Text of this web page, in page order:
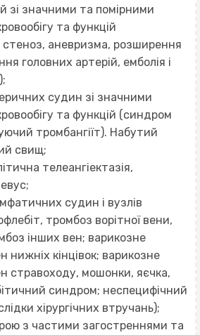
зі значними та помірними
та функцій
стеноз, аневризма, розширення
головних артерій, емболія і
судин зі значними
та функцій (синдром
тромбангіїт). Набутий
свищ;
телеангіектазія,
судин і вузлів
тромбоз ворітної вени,
інших вен; варикозне
нижніх кінцівок; варикозне
стравоходу, мошонки, яєчка,
синдром; неспецифічний
хірургічних втручань);
з частими загостреннями та